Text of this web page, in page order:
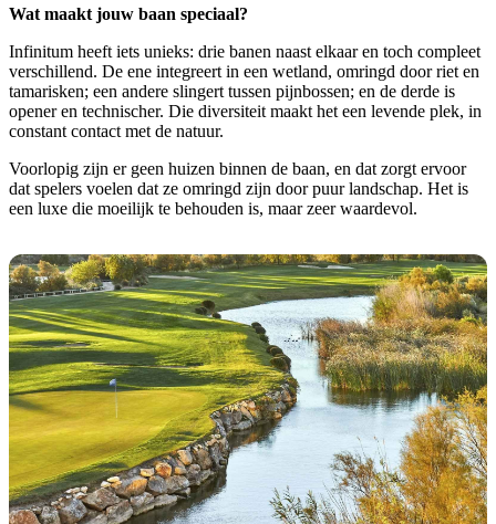
Wat maakt jouw baan speciaal?
Infinitum heeft iets unieks: drie banen naast elkaar en toch compleet
verschillend. De ene integreert in een wetland, omringd door riet en
tamarisken; een andere slingert tussen pijnbossen; en de derde is
opener en technischer. Die diversiteit maakt het een levende plek, in
constant contact met de natuur.
Voorlopig zijn er geen huizen binnen de baan, en dat zorgt ervoor
dat spelers voelen dat ze omringd zijn door puur landschap. Het is
een luxe die moeilijk te behouden is, maar zeer waardevol.